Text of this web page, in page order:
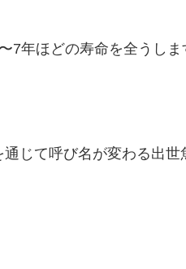
7年ほどの寿命を全うしま
じて呼び名が変わる出世